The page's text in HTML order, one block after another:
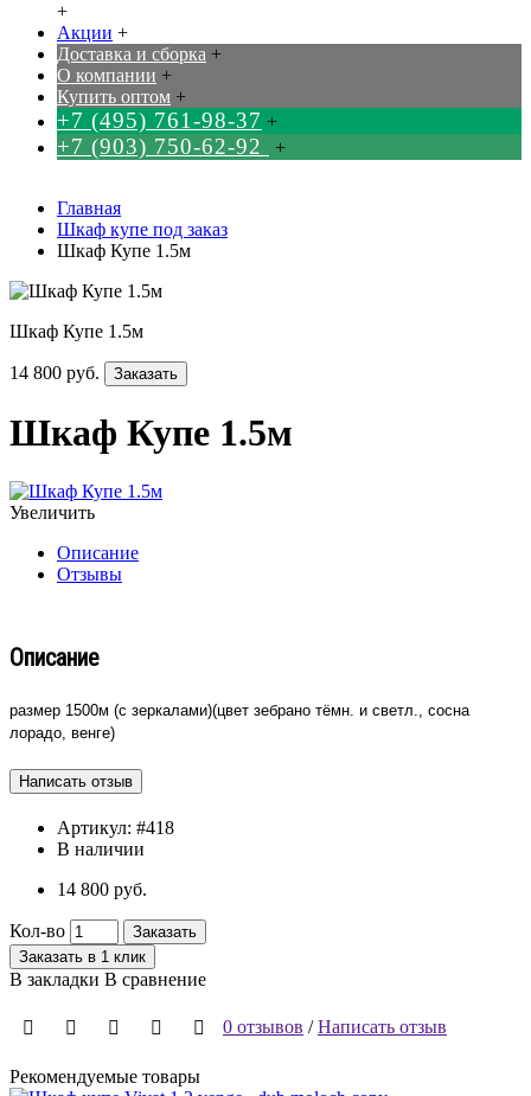
+
Акции +
Доставка и сборка +
О компании +
Купить оптом +
+7 (495) 761-98-37 +
+7 (903) 750-62-92 +
Главная
Шкаф купе под заказ
Шкаф Купе 1.5м
Шкаф Купе 1.5м
14 800 руб. Заказать
Шкаф Купе 1.5м
Увеличить
Описание
Отзывы
Описание
размер 1500м (с зеркалами)(цвет зебрано тёмн. и светл., сосна
лорадо, венге)
Артикул: #418
В наличии
14 800 руб.
Кол-во
Заказать
Заказать в 1 клик
В закладки В сравнение
0 отзывов /Написать отзыв
Рекомендуемые товары